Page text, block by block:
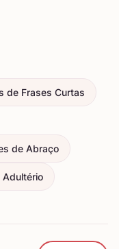
de Frases Curtas
de Abraço
Adultério